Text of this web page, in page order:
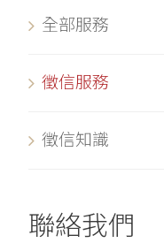
全部服務
徵信服務
徵信知識
聯絡我們